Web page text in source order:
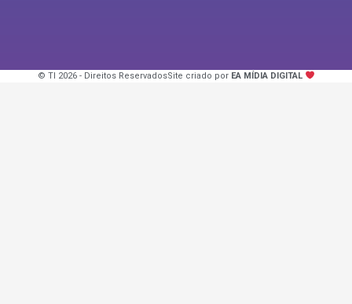
© TI 2026 - Direitos ReservadosSite criado por EA MÍDIA DIGITAL